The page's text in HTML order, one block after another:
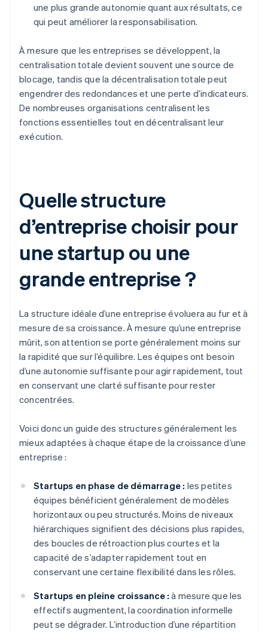
une plus grande autonomie quant aux résultats, ce
qui peut améliorer la responsabilisation.
À mesure que les entreprises se développent, la
centralisation totale devient souvent une source de
blocage, tandis que la décentralisation totale peut
engendrer des redondances et une perte d’indicateurs.
De nombreuses organisations centralisent les
fonctions essentielles tout en décentralisant leur
exécution.
Quelle structure
d’entreprise choisir pour
une startup ou une
grande entreprise ?
La structure idéale d’une entreprise évoluera au fur et à
mesure de sa croissance. À mesure qu’une entreprise
mûrit, son attention se porte généralement moins sur
la rapidité que sur l’équilibre. Les équipes ont besoin
d’une autonomie suffisante pour agir rapidement, tout
en conservant une clarté suffisante pour rester
concentrées.
Voici donc un guide des structures généralement les
mieux adaptées à chaque étape de la croissance d’une
entreprise :
Startups en phase de démarrage : les petites
équipes bénéficient généralement de modèles
horizontaux ou peu structurés. Moins de niveaux
hiérarchiques signifient des décisions plus rapides,
des boucles de rétroaction plus courtes et la
capacité de s’adapter rapidement tout en
conservant une certaine flexibilité dans les rôles.
Startups en pleine croissance : à mesure que les
effectifs augmentent, la coordination informelle
peut se dégrader. L’introduction d’une répartition